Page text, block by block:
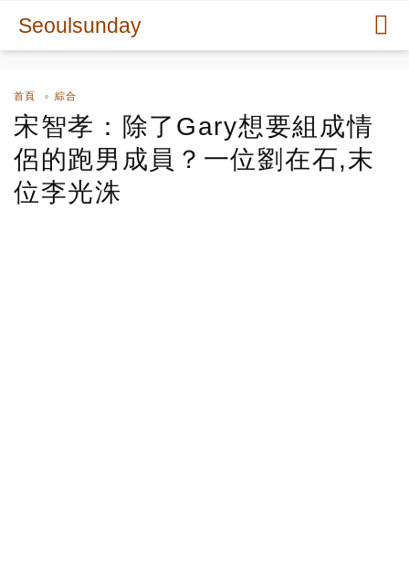
Seoulsunday
首頁 綜合
宋智孝：除了Gary想要組成情
侶的跑男成員？一位劉在石,末
位李光洙